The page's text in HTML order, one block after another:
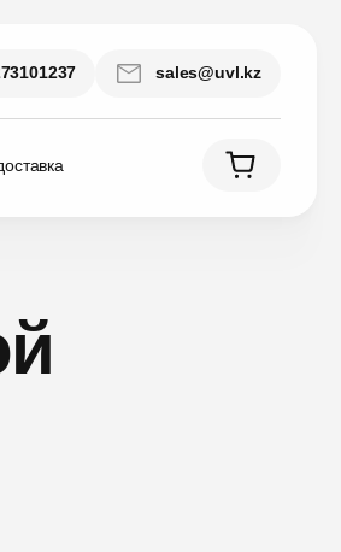
sales@uvl.kz